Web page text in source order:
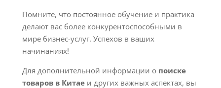
Помните, что постоянное обучение и практика
делают вас более конкурентоспособными в
мире бизнес-услуг. Успехов в ваших
начинаниях!
Для дополнительной информации о поиске
товаров в Китаеи других важных аспектах, вы